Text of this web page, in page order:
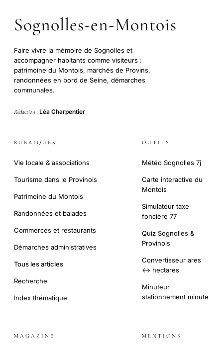
Sognolles-en-Montois
Faire vivre la mémoire de Sognolles et
accompagner habitants comme visiteurs :
patrimoine du Montois, marchés de Provins,
randonnées en bord de Seine, démarches
communales.
Rédaction : Léa Charpentier
RUBRIQUES
Vie locale & associations
Tourisme dans le Provinois
Patrimoine du Montois
Randonnées et balades
Commerces et restaurants
Démarches administratives
Tous les articles
Recherche
Index thématique
OUTILS
Météo Sognolles 7j
Carte interactive du
Montois
Simulateur taxe
foncière 77
Quiz Sognolles &
Provinois
Convertisseur ares
↔ hectares
Minuteur
stationnement minute
MAGAZINE MENTIONS